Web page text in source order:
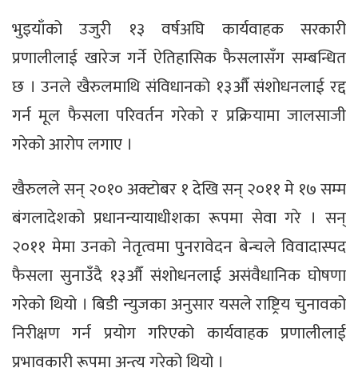
भुइयाँको उजुरी १३ वर्षअघि कार्यवाहक सरकारी
प्रणालीलाई खारेज गर्ने ऐतिहासिक फैसलासँग सम्बन्धित
छ । उनले खैरुलमाथि संविधानको १३औँ संशोधनलाई रद्द
गर्न मूल फैसला परिवर्तन गरेको र प्रक्रियामा जालसाजी
गरेको आरोप लगाए ।
खैरुलले सन् २०१० अक्टोबर १ देखि सन् २०११ मे १७ सम्म
बंगलादेशको प्रधानन्यायाधीशका रूपमा सेवा गरे । सन्
२०११ मेमा उनको नेतृत्वमा पुनरावेदन बेन्चले विवादास्पद
फैसला सुनाउँदै १३औँ संशोधनलाई असंवैधानिक घोषणा
गरेको थियो । बिडी न्युजका अनुसार यसले राष्ट्रिय चुनावको
निरीक्षण गर्न प्रयोग गरिएको कार्यवाहक प्रणालीलाई
प्रभावकारी रूपमा अन्त्य गरेको थियो ।